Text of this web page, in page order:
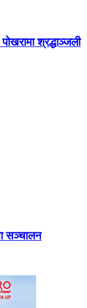
श्रद्धाञ्जली
सञ्चालन